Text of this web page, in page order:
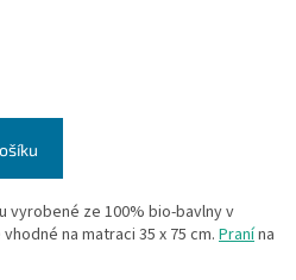
vyrobené ze 100% bio-bavlny v
na matraci 35 x 75 cm. Pranína